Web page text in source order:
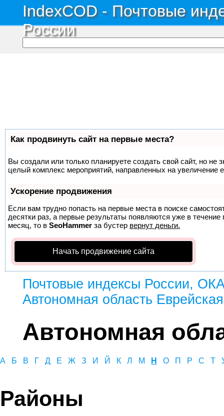
IndexCOD - Почтовые
России
Как продвинуть сайт на первые места?
Вы создали или только планируете создать свой сайт, но не
целый комплекс мероприятий, направленных на увеличение
Ускорение продвижения
Если вам трудно попасть на первые места в поиске
десятки раз, а первые результаты появляются уже в
месяц, то в SeoHammer за бустер вернут деньги.
Начать продвижение сайта
Почтовые индексы России,
Автономная область Еврейская
Автономная
А Б В Г Д Е Ж З И Й К Л М Н О П Р С Т
Районы